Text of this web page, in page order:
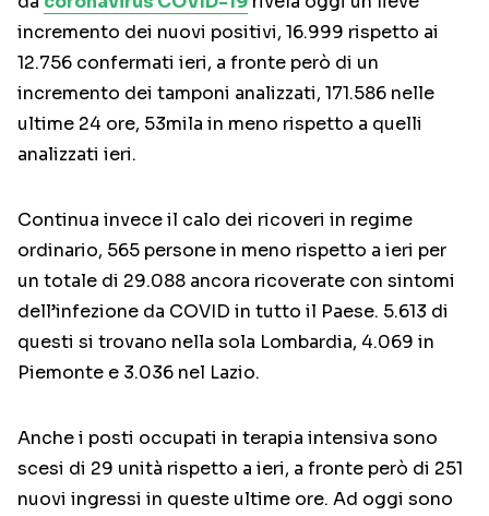
incremento dei nuovi positivi, 16.999 rispetto ai
12.756 confermati ieri, a fronte però di un
incremento dei tamponi analizzati, 171.586 nelle
ultime 24 ore, 53mila in meno rispetto a quelli
analizzati ieri.
Continua invece il calo dei ricoveri in regime
ordinario, 565 persone in meno rispetto a ieri per
un totale di 29.088 ancora ricoverate con sintomi
dell’infezione da COVID in tutto il Paese. 5.613 di
questi si trovano nella sola Lombardia, 4.069 in
Piemonte e 3.036 nel Lazio.
Anche i posti occupati in terapia intensiva sono
scesi di 29 unità rispetto a ieri, a fronte però di 251
nuovi ingressi in queste ultime ore. Ad oggi sono